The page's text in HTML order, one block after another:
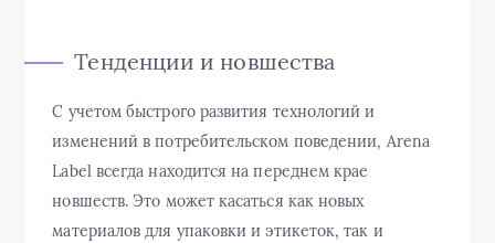
Тенденции и новшества
С учетом быстрого развития технологий и
изменений в потребительском поведении, Arena
Label всегда находится на переднем крае
новшеств. Это может касаться как новых
материалов для упаковки и этикеток, так и